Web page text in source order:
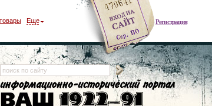
Регистрация
Еще